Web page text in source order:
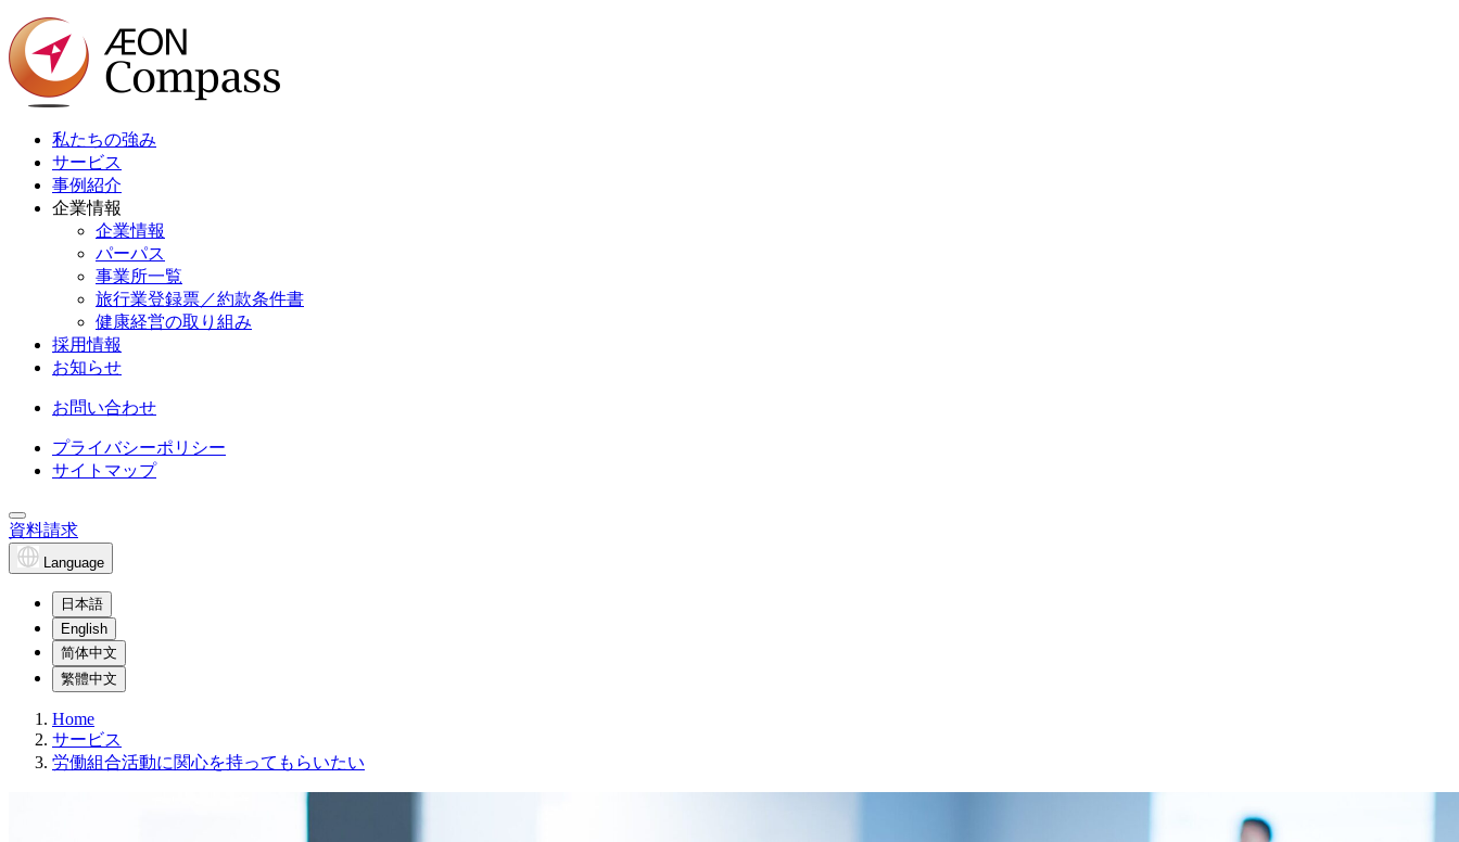
私たちの強み
サービス
事例紹介
企業情報
企業情報
パーパス
事業所一覧
旅行業登録票／約款条件書
健康経営の取り組み
採用情報
お知らせ
お問い合わせ
プライバシーポリシー
サイトマップ
資料請求
Language
日本語
English
简体中文
繁體中文
Home
サービス
労働組合活動に関心を持ってもらいたい